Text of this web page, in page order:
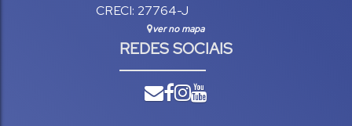
CRECI: 27764-J
ver no mapa
REDES SOCIAIS